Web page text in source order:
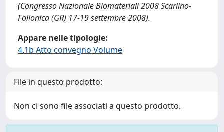
(Congresso Nazionale Biomateriali 2008 Scarlino-
Follonica (GR) 17-19 settembre 2008).
Appare nelle tipologie:
4.1b Atto convegno Volume
File in questo prodotto:
Non ci sono file associati a questo prodotto.